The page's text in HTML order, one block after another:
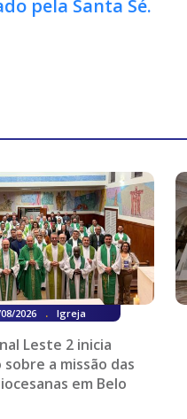
pela Santa Sé.
2026 . Igreja
Leste 2 inicia
a missão das
em Belo